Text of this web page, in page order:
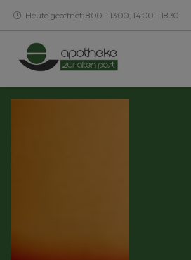
Heute geöffnet: 8:00 - 13:00, 14:00 - 18:30